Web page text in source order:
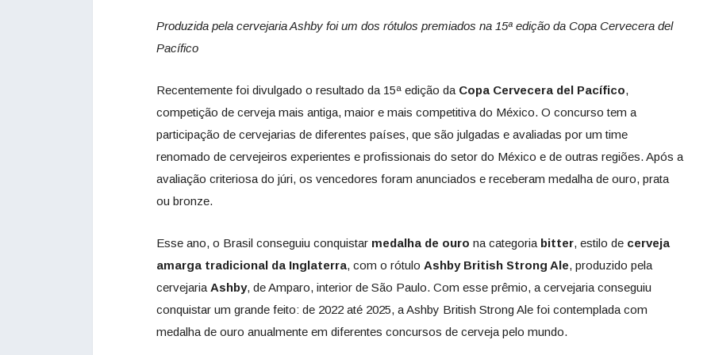
Produzida pela cervejaria Ashby foi um dos rótulos premiados na 15ª edição da Copa Cervecera del
Pacífico
Recentemente foi divulgado o resultado da 15ª edição da Copa Cervecera del Pacífico,
competição de cerveja mais antiga, maior e mais competitiva do México. O concurso tem a
participação de cervejarias de diferentes países, que são julgadas e avaliadas por um time
renomado de cervejeiros experientes e profissionais do setor do México e de outras regiões. Após a
avaliação criteriosa do júri, os vencedores foram anunciados e receberam medalha de ouro, prata
ou bronze.
Esse ano, o Brasil conseguiu conquistar medalha de ouro na categoria bitter, estilo de cerveja
amarga tradicional da Inglaterra, com o rótulo Ashby British Strong Ale, produzido pela
cervejaria Ashby, de Amparo, interior de São Paulo. Com esse prêmio, a cervejaria conseguiu
conquistar um grande feito: de 2022 até 2025, a Ashby British Strong Ale foi contemplada com
medalha de ouro anualmente em diferentes concursos de cerveja pelo mundo.